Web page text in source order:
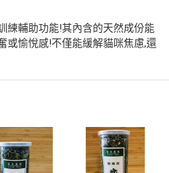
練輔助功能!其內含的天然成份能
或愉悅感!不僅能緩解貓咪焦慮,還